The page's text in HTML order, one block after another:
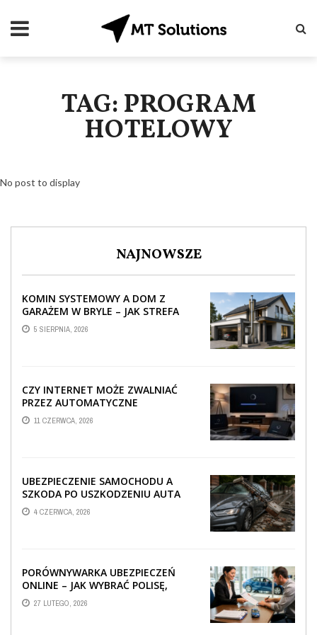
TAG: PROGRAM
HOTELOWY
No post to display
NAJNOWSZE
KOMIN SYSTEMOWY A DOM Z
GARAŻEM W BRYLE – JAK STREFA
TECHNICZNA WPŁYWA NA
PROWADZENIE ...
5 SIERPNIA, 2026
CZY INTERNET MOŻE ZWALNIAĆ
PRZEZ AUTOMATYCZNE
AKTUALIZACJE SYSTEMÓW SMART
TV?
11 CZERWCA, 2026
UBEZPIECZENIE SAMOCHODU A
SZKODA PO USZKODZENIU AUTA
PRZEZ SPADAJĄCY FRAGMENT
OGRODZENIA
4 CZERWCA, 2026
PORÓWNYWARKA UBEZPIECZEŃ
ONLINE – JAK WYBRAĆ POLISĘ,
KTÓRA REALNIE CHRONI TWÓJ
MAJĄTEK?
27 LUTEGO, 2026